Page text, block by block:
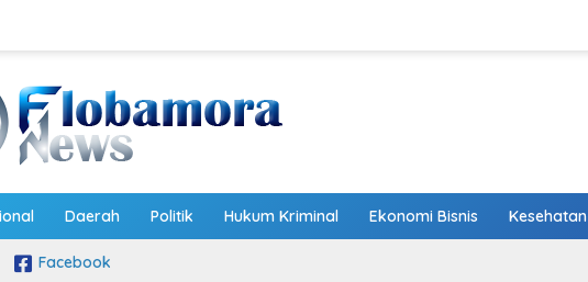
Daerah Politik Hukum Kriminal Ekonomi Bisnis Kesehatan
Facebook